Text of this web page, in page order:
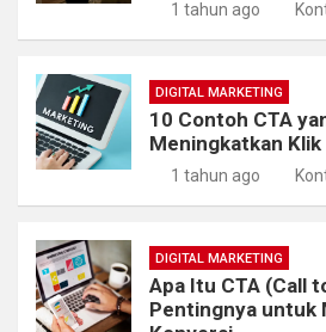
1 tahun ago
DIGITAL MARKETING
10 Contoh CTA
Meningkatkan Klik
1 tahun ago
DIGITAL MARKETING
Apa Itu CTA (Call
Pentingnya untuk